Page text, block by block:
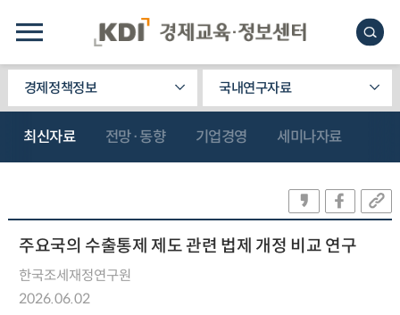
경제정책정보 국내연구자료
최신자료 전망·동향 기업경영 세미나자료
주요국의 수출통제 제도 관련 법제 개정 비교 연구
한국조세재정연구원
2026.06.02